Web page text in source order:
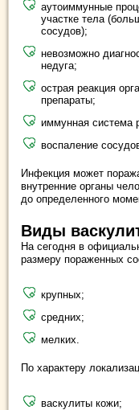
аутоиммунные
участке тела
сосудов);
невозможно
недуга;
острая реакция
препараты;
иммунная система
воспаление
Инфекция может
внутренние органы
до определенного
Виды
На сегодня в
размеру пораженных
крупных;
средних;
мелких.
По характеру
васкулиты кожи;